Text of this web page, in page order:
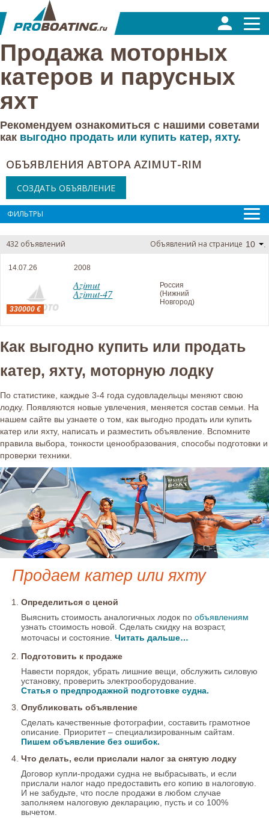
Продажа моторных
катеров и парусных
яхт
Рекомендуем ознакомиться с нашими советами
как ‎выгодно продать или купить катер, яхту.
ОБЪЯВЛЕНИЯ АВТОРА AZIMUT-RIM
СОЗДАТЬ ОБЪЯВЛЕНИЕ
ФИЛЬТРЫ
432 объявлений 10
Объявлений на странице
14.07.26 2008
Azimut
Azimut-47
Россия
(Нижний
Новгород)
330000 €
Как выгодно купить или продать
катер, яхту, моторную лодку
По статистике, каждые 3-4 года судовладельцы меняют свою
лодку. Появляются новые увлечения, меняется состав семьи. На
нашем сайте вы узнаете о том, как выгодно продать или купить
катер или яхту, написать и разместить объявление. Вспомните
правила выбора, тонкости ценообразования, способы подготовки и
проверки техники.
Продаем катер или яхту
Определиться с ценой
Выяснить стоимость аналогичных лодок по объявлениям
узнать стоимость новой. Сделать скидку на возраст,
моточасы и состояние. Читать дальше…
Подготовить к продаже
Навести порядок, убрать лишние вещи, обслужить силовую
установку, проверить электрооборудование.
Статья о предпродажной подготовке судна.
Опубликовать объявление
Сделать качественные фотографии, составить грамотное
описание. Приоритет – специализированным сайтам.
Пишем объявление без ошибок.
Что делать, если прислали налог за снятую лодку
Договор купли-продажи судна не выбрасывать, и если
прислали налог надо предоставить его копию в налоговую.
И не забудьте, что после продажи в любом случае
заполняем налоговую декларацию, пусть и со 100%
вычетом.